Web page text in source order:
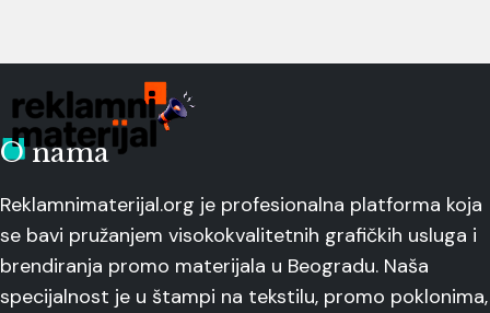
O nama
Reklamnimaterijal.org je profesionalna platforma koja
se bavi pružanjem visokokvalitetnih grafičkih usluga i
brendiranja promo materijala u Beogradu. Naša
specijalnost je u štampi na tekstilu, promo poklonima,